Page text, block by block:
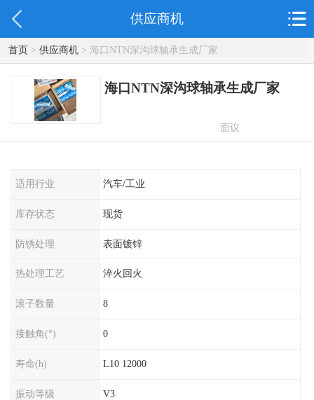
供应商机
首页> 供应商机> 海口NTN深沟球轴承生成厂家
海口NTN深沟球轴承生成厂家
面议
适用行业 汽车/工业
库存状态 现货
防锈处理 表面镀锌
热处理工艺 淬火回火
滚子数量 8
接触角(°) 0
寿命(h) L10 12000
振动等级 V3